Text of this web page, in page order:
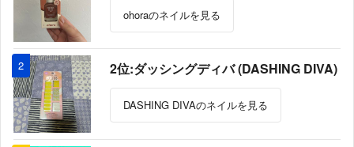
ohoraのネイルを見る
2 2位:ダッシングディバ (DASHING DIVA)
DASHING DIVAのネイルを見る